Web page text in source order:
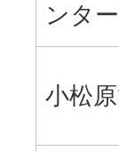
ンター
小松